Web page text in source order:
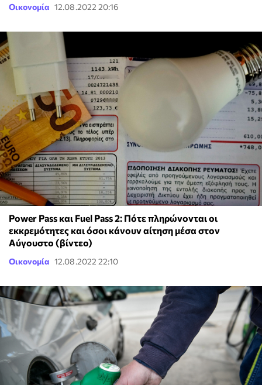
Οικονομία 12.08.2022 20:16
Power Pass και Fuel Pass 2: Πότε πληρώνονται οι
εκκρεμότητες και όσοι κάνουν αίτηση μέσα στον
Αύγουστο (βίντεο)
Οικονομία 12.08.2022 22:10